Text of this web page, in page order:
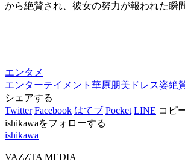
から絶賛され、彼女の努力が報われた瞬
エンタメ
エンターテイメント 華原朋美 ドレス姿絶
シェアする
Twitter Facebook はてブ Pocket LINE コピ
ishikawaをフォローする
ishikawa
VAZZTA MEDIA